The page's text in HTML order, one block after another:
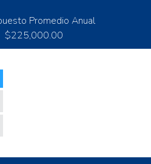
Promedio Anual
$225,000.00